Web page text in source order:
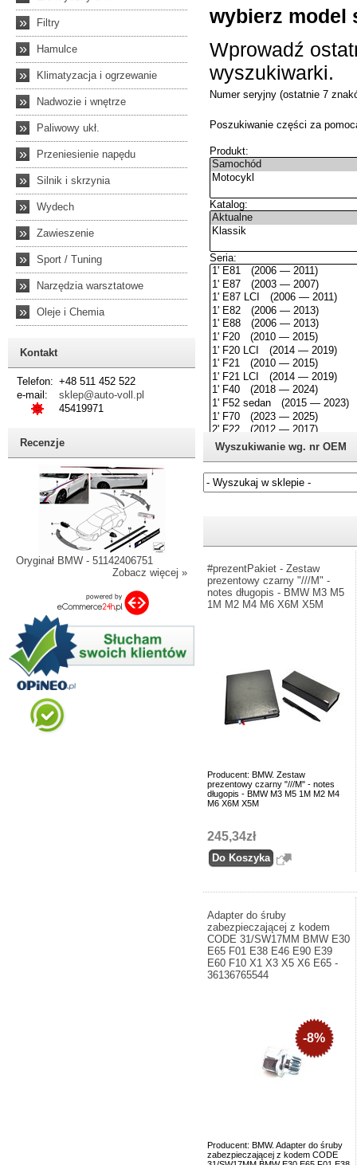
» Filtry
» Hamulce
» Klimatyzacja i ogrzewanie
» Nadwozie i wnętrze
» Paliwowy ukł.
» Przeniesienie napędu
» Silnik i skrzynia
» Wydech
» Zawieszenie
» Sport / Tuning
» Narzędzia warsztatowe
» Oleje i Chemia
Kontakt
Telefon: +48 511 452 522
e-mail:
sklep@auto-voll.pl
45419971
Recenzje
Oryginał BMW - 51142406751
Zobacz więcej »
Wyszukiwanie wg. nr OEM
#prezentPakiet - Zestaw
prezentowy czarny "///M" -
notes długopis - BMW M3 M5
1M M2 M4 M6 X6M X5M
Producent: BMW. Zestaw
prezentowy czarny "///M" - notes
długopis - BMW M3 M5 1M M2 M4
M6 X6M X5M
245,34zł
Adapter do śruby
zabezpieczającej z kodem
CODE 31/SW17MM BMW E30
E65 F01 E38 E46 E90 E39
E60 F10 X1 X3 X5 X6 E65 -
36136765544
Producent: BMW. Adapter do śruby
zabezpieczającej z kodem CODE
-8%